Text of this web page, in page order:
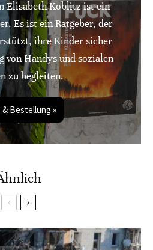
Elisabeth Koblitz ist ein
Es ist ein Ratgeber, der
ihre Kinder sicher
von Handys und sozialen
zu begleiten.
Bestellung »